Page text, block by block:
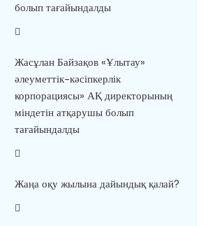
болып тағайындалды
Жасұлан Байзақов «Ұлытау»
әлеуметтік-кәсіпкерлік
корпорациясы» АҚ директорының
міндетін атқарушы болып
тағайындалды
Жаңа оқу жылына дайындық қалай?